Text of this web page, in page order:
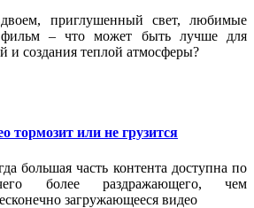
приглушенный свет, любимые
– что может быть лучше для
и создания теплой атмосферы?
тормозит или не грузится
большая часть контента доступна по
более раздражающего, чем
загружающееся видео